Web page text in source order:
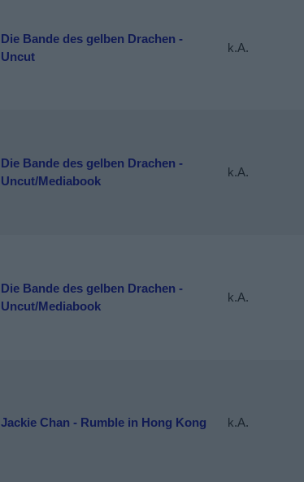
Die Bande des gelben Drachen -
Uncut
k.A.
Die Bande des gelben Drachen -
Uncut/Mediabook
k.A.
Die Bande des gelben Drachen -
Uncut/Mediabook
k.A.
Jackie Chan - Rumble in Hong Kong k.A.